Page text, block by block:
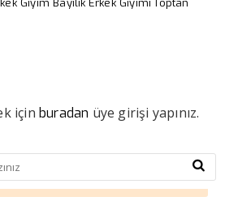
için buradan üye girişi yapınız.